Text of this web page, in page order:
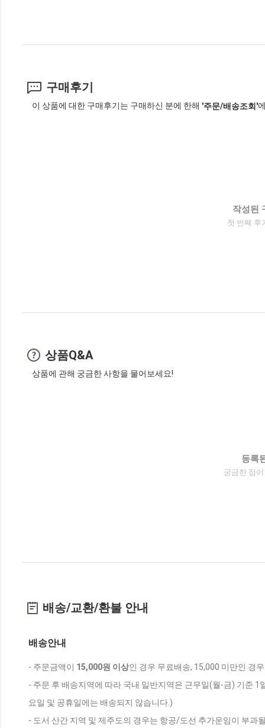
구매후기
이 상품에 대한 구매후기는 구매하신 분에 한해 '주문/배송조회'
작성된
첫 번째 후
상품Q&A
상품에 관해 궁금한 사항을 물어보세요!
등록
궁금한 점
배송/교환/환불 안내
배송안내
- 주문금액이 15,000원 이상인 경우 무료배송, 15,000 미만인 경
- 주문 후 배송지역에 따라 국내 일반지역은 근무일(월-금) 기준
요일 및 공휴일에는 배송되지 않습니다.)
- 도서 산간 지역 및 제주도의 경우는 항공/도선 추가운임이 부과